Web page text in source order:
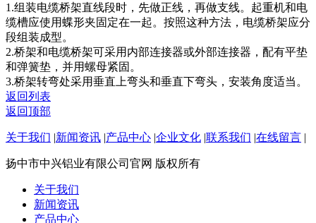
1.组装电缆桥架直线段时，先做正线，再做支线。起重机和电
缆槽应使用蝶形夹固定在一起。按照这种方法，电缆桥架应分
段组装成型。
2.桥架和电缆桥架可采用内部连接器或外部连接器，配有平垫
和弹簧垫，并用螺母紧固。
3.桥架转弯处采用垂直上弯头和垂直下弯头，安装角度适当。
返回列表
返回顶部
关于我们 |新闻资讯 |产品中心 |企业文化 |联系我们 |在线留言 |
扬中市中兴铝业有限公司官网 版权所有
关于我们
新闻资讯
产品中心